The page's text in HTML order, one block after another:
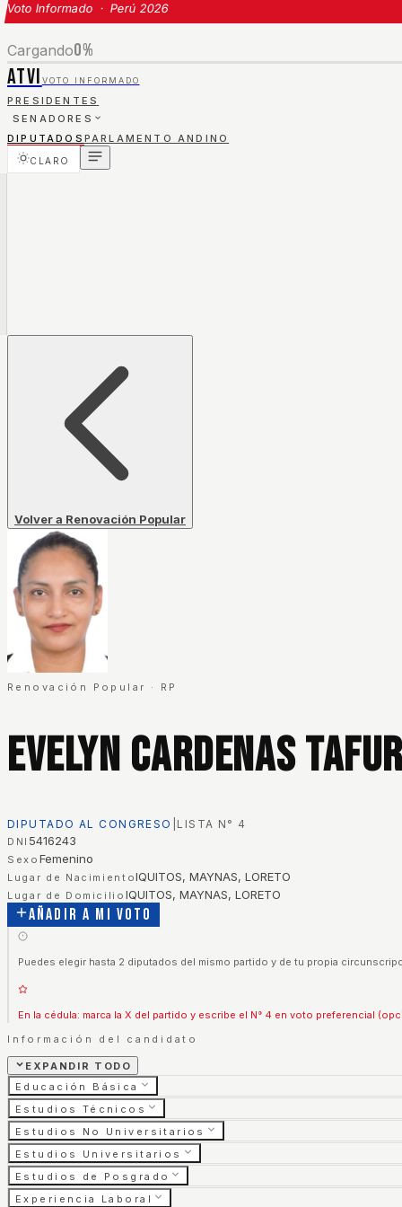
Voto Informado · Perú 2026
Cargando0%
ATVI VOTO INFORMADO
PRESIDENTES
SENADORES
DIPUTADOS PARLAMENTO ANDINO
CLARO
Volver a Renovación Popular
Renovación Popular · RP
Evelyn Cardenas
DIPUTADO AL CONGRESO LISTA N° 4
DNI 5416243
Sexo Femenino
Lugar de NacimientoIQUITOS, MAYNAS, LORETO
Lugar de Domicilio IQUITOS, MAYNAS, LORETO
Añadir a mi voto
Puedes elegir hasta 2 diputados del mismo partido y de tu propia
En la cédula: marca la X del partido y escribe el N° 4 en voto preferencial
Información del candidato
EXPANDIR TODO
Educación Básica
Estudios Técnicos
Estudios No Universitarios
Estudios Universitarios
Estudios de Posgrado
Experiencia Laboral